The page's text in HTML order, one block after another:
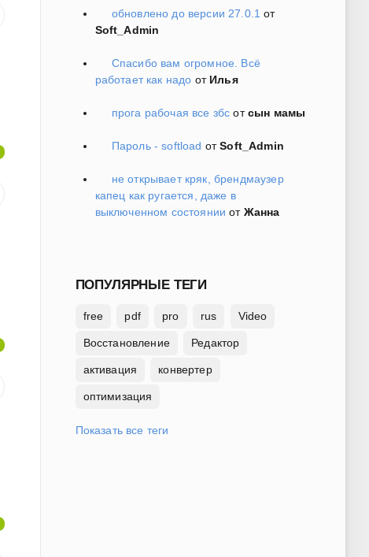
обновлено до версии 27.0.1 от
Soft_Admin
Спасибо вам огромное. Всё
работает как надо от Илья
прога рабочая все збс отсын мамы
Пароль - softload отSoft_Admin
не открывает кряк, брендмаузер
капец как ругается, даже в
выключенном состоянии от Жанна
ПОПУЛЯРНЫЕ ТЕГИ
free pdf pro rus Video
Восстановление Редактор
активация конвертер
оптимизация
Показать все теги